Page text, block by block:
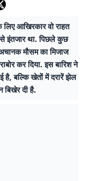
आखिरकार वो राहत
इंतजार था. पिछले कुछ
मौसम का मिजाज
कर दिया. इस बारिश ने
है, बल्कि खेतों में दरारें झेल
बिखेर दी है.